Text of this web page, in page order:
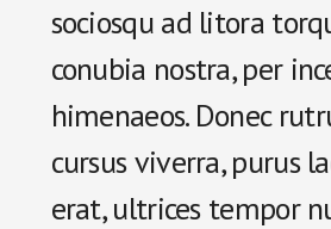
sociosqu ad litora
conubia nostra, per
himenaeos. Donec
cursus viverra, purus
erat, ultrices tempor